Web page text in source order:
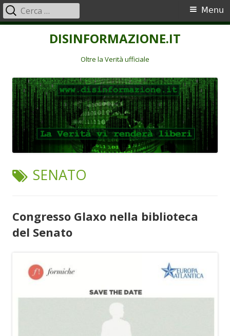
DISINFORMAZIONE.IT
Oltre la Verità ufficiale
Menu
principale
Menu
Ricerca
per:
TAG:
SENATO
Congresso Glaxo nella biblioteca
del Senato